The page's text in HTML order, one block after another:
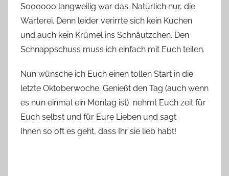
Soooooo langweilig war das. Natürlich nur, die
Warterei. Denn leider verirrte sich kein Kuchen
und auch kein Krümel ins Schnäutzchen. Den
Schnappschuss muss ich einfach mit Euch teilen.
Nun wünsche ich Euch einen tollen Start in die
letzte Oktoberwoche. Genießt den Tag (auch wenn
es nun einmal ein Montag ist) nehmt Euch zeit für
Euch selbst und für Eure Lieben und sagt
Ihnen so oft es geht, dass Ihr sie lieb habt!